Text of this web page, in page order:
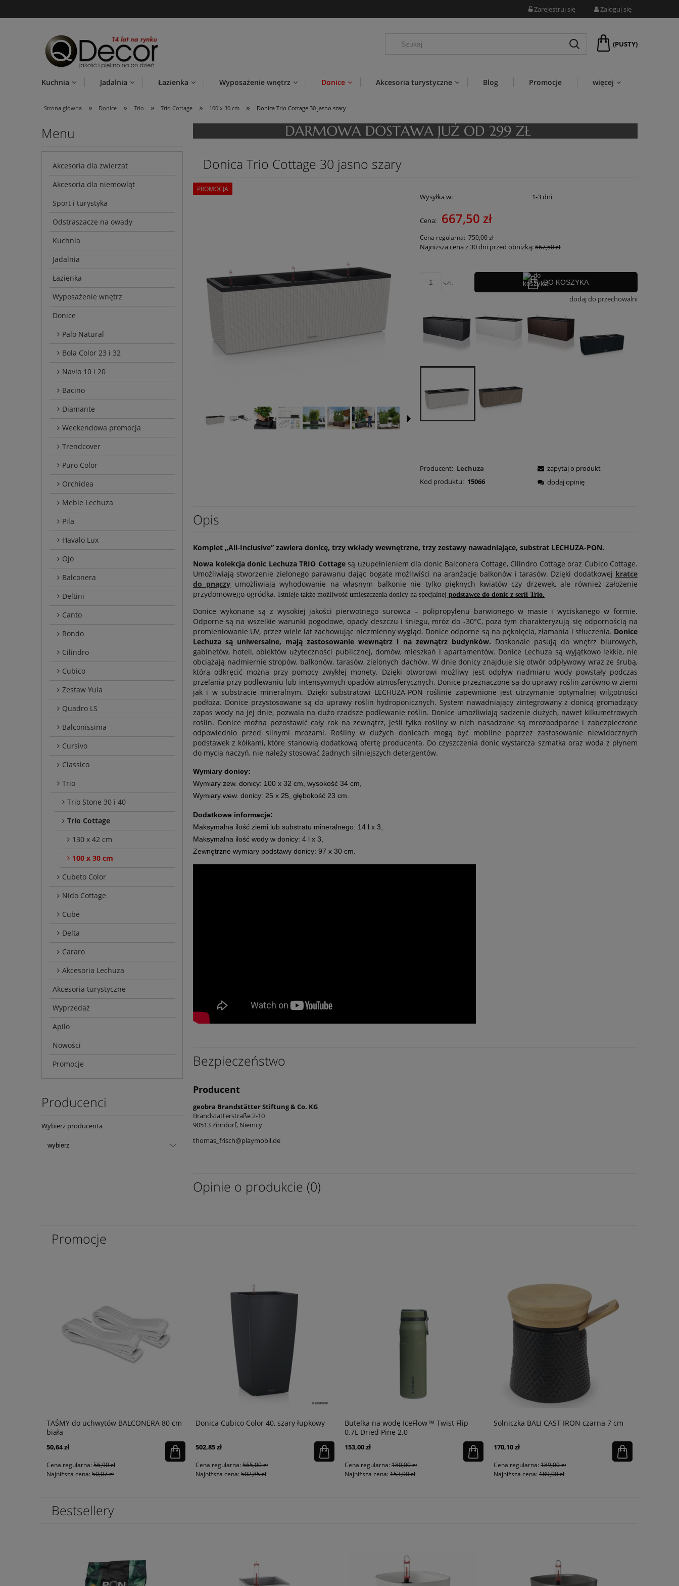
Zarejestruj się Zaloguj się
(PUSTY)
Kuchnia Jadalnia Łazienka Wyposażenie wnętrz Donice Akcesoria turystyczne Blog Promocje więcej
Strona główna » Donice » Trio » Trio Cottage » 100 x 30 cm » Donica Trio Cottage 30 jasno szary
Menu
Akcesoria dla zwierzat
Akcesoria dla niemowląt
Sport i turystyka
Odstraszacze na owady
Kuchnia
Jadalnia
Łazienka
Wyposażenie wnętrz
Donice
Palo Natural
Bola Color 23 i 32
Navio 10 i 20
Bacino
Diamante
Weekendowa promocja
Trendcover
Puro Color
Orchidea
Meble Lechuza
Pila
Havalo Lux
Ojo
Balconera
Deltini
Canto
Rondo
Cilindro
Cubico
Zestaw Yula
Quadro LS
Balconissima
Cursivo
Classico
Trio
Trio Stone 30 i 40
Trio Cottage
130 x 42 cm
100 x 30 cm
Cubeto Color
Nido Cottage
Cube
Delta
Cararo
Akcesoria Lechuza
Akcesoria turystyczne
Wyprzedaż
Apilo
Nowości
Promocje
Producenci
Wybierz producenta
Donica Trio Cottage 30 jasno szary
PROMOCJA
Wysyłka w: 1-3 dni
Cena: 667,50 zł
Cena regularna: 750,00 zł
Najniższa cena z 30 dni przed obniżką:667,50 zł
szt. DO KOSZYKA
dodaj do przechowalni
Producent: Lechuza
Kod produktu: 15066
zapytaj o produkt
dodaj opinię
Opis
Komplet „All-Inclusive” zawiera donicę, trzy wkłady wewnętrzne, trzy zestawy nawadniające, substrat LECHUZA-PON.
Nowa kolekcja donic Lechuza TRIO Cottagesą uzupełnieniem dla donic Balconera Cottage, Cilindro Cottage oraz Cubico Cottage.
Umożliwiają stworzenie zielonego parawanu dając bogate możliwiści na aranżacje balkonów i tarasów. Dzięki dodatkowej kratce
do pnączy umożliwiają wyhodowanie na własnym balkonie nie tylko pięknych kwiatów czy drzewek, ale również założenie
przydomowego ogródka. Istnieje także możliwość umieszczenia donicy na specjalnej podstawce do donic z serii Trio.
Donice wykonane są z wysokiej jakości pierwotnego surowca – polipropylenu barwionego w masie i wyciskanego w formie.
Odporne są na wszelkie warunki pogodowe, opady deszczu i śniegu, mróz do -30°C, poza tym charakteryzują się odpornością na
promieniowanie UV, przez wiele lat zachowując niezmienny wygląd. Donice odporne są na pęknięcia, złamania i stłuczenia. Donice
Lechuza są uniwersalne, mają zastosowanie wewnątrz i na zewnątrz budynków. Doskonale pasują do wnętrz biurowych,
gabinetów, hoteli, obiektów użyteczności publicznej, domów, mieszkań i apartamentów. Donice Lechuza są wyjątkowo lekkie, nie
obciążają nadmiernie stropów, balkonów, tarasów, zielonych dachów. W dnie donicy znajduje się otwór odpływowy wraz ze śrubą,
którą odkręcić można przy pomocy zwykłej monety. Dzięki otworowi możliwy jest odpływ nadmiaru wody powstały podczas
przelania przy podlewaniu lub intensywnych opadów atmosferycznych. Donice przeznaczone są do uprawy roślin zarówno w ziemi
jak i w substracie mineralnym. Dzięki substratowi LECHUZA-PON roślinie zapewnione jest utrzymanie optymalnej wilgotności
podłoża. Donice przystosowane są do uprawy roślin hydroponicznych. System nawadniający zintegrowany z donicą gromadzący
zapas wody na jej dnie, pozwala na dużo rzadsze podlewanie roślin. Donice umożliwiają sadzenie dużych, nawet kilkumetrowych
roślin. Donice można pozostawić cały rok na zewnątrz, jeśli tylko rośliny w nich nasadzone są mrozoodporne i zabezpieczone
odpowiednio przed silnymi mrozami. Rośliny w dużych donicach mogą być mobilne poprzez zastosowanie niewidocznych
podstawek z kółkami, które stanowią dodatkową ofertę producenta. Do czyszczenia donic wystarcza szmatka oraz woda z płynem
do mycia naczyń, nie należy stosować żadnych silniejszych detergentów.
Wymiary donicy:
Wymiary zew. donicy: 100 x 32 cm, wysokość 34 cm,
Wymiary wew. donicy: 25 x 25, głębokość 23 cm.
Dodatkowe informacje:
Maksymalna ilość ziemi lub substratu mineralnego: 14 l x 3,
Maksymalna ilość wody w donicy: 4 l x 3,
Zewnętrzne wymiary podstawy donicy: 97 x 30 cm.
Bezpieczeństwo
Producent
geobra Brandstätter Stiftung & Co. KG
Brandstätterstraße 2-10
90513 Zirndorf, Niemcy
thomas_frisch@playmobil.de
Opinie o produkcie (0)
Promocje
TAŚMY do uchwytów BALCONERA 80 cm
biała
50,64 zł
Cena regularna: 56,90 zł
Najniższa cena: 50,07 zł
Donica Cubico Color 40, szary łupkowy
502,85 zł
Cena regularna: 565,00 zł
Najniższa cena: 502,85 zł
Butelka na wodę IceFlow™ Twist Flip
0.7L Dried Pine 2.0
153,00 zł
Cena regularna: 180,00 zł
Najniższa cena: 153,00 zł
Solniczka BALI CAST IRON czarna 7 cm
170,10 zł
Cena regularna: 189,00 zł
Najniższa cena: 189,00 zł
Bestsellery